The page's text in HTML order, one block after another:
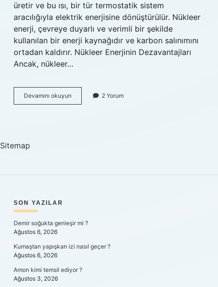
üretir ve bu ısı, bir tür termostatik sistem
aracılığıyla elektrik enerjisine dönüştürülür. Nükleer
enerji, çevreye duyarlı ve verimli bir şekilde
kullanılan bir enerji kaynağıdır ve karbon salınımını
ortadan kaldırır. Nükleer Enerjinin Dezavantajları
Ancak, nükleer…
Devamını okuyun
güçlü
2 Yorum
Sitemap
SIDEBAR
SON YAZILAR
Demir soğukta genleşir mi ?
Ağustos 6, 2026
Kumaştan yapışkan izi nasıl geçer ?
Ağustos 6, 2026
Amon kimi temsil ediyor ?
Ağustos 3, 2026